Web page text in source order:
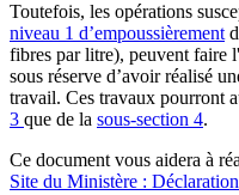
Toutefois, les opérations
niveau 1 d’empoussièrement
fibres par litre), peuvent faire
sous réserve d’avoir réalisé
travail. Ces travaux pourront
3 que de la sous-section 4.
Ce document vous aidera à
Site du Ministère :